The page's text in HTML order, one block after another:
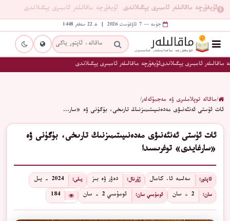
ئۇيغۇرچە ماقالىلەر ئامبىرى يېڭىلاندى ئۇيغۇرچە ماقالىلەر ئامبىرى يېڭىلاندى
جۈمە — 7 ئاۋغۇست 2026 | ھ 22 سەفەر 1448
ماقالىلەر ئامبىرى يېڭىلاندىئۇيغۇرچە ماقالىلەر ئامبىرى يېڭىلاندى
/ماقالە توپلاملىرى ۋە مەجمۇئەلەر/
ئات ئۈستى ئەنئەنىۋى مەدەنىيىتىمىزنىڭ تارىخى، بۈگۈنى ۋە «سار…
ئات ئۈستى ئەنئەنىۋى مەدەنىيىتىمىزنىڭ تارىخى، بۈگۈنى ۋە
«سارغايدى» توغرىسىدا
ئاپتور: سەلىمە ئا. كامال ژۇرنال: دەۋر ۋە بىز يىلى: 2024 - يىل
سان: 2 - سان ئومۇمىي سان: ئومۇمىي 2 - سان 184